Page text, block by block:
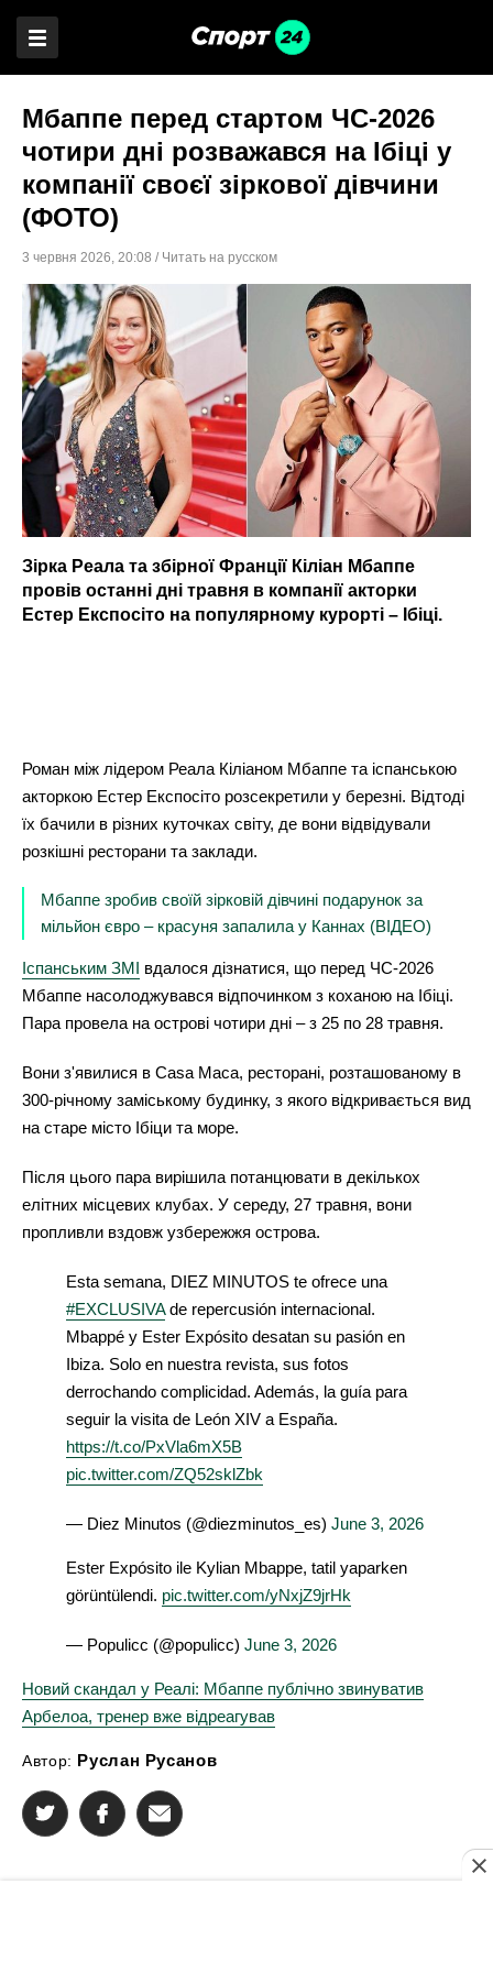
Мбаппе перед стартом ЧС-2026
чотири дні розважався на Ібіці у
компанії своєї зіркової дівчини
(ФОТО)
3 червня 2026, 20:08 / Читать на русском
Зірка Реала та збірної Франції Кіліан Мбаппе
провів останні дні травня в компанії акторки
Естер Експосіто на популярному курорті – Ібіці.
Роман між лідером Реала Кіліаном Мбаппе та іспанською
акторкою Естер Експосіто розсекретили у березні. Відтоді
їх бачили в різних куточках світу, де вони відвідували
розкішні ресторани та заклади.
Мбаппе зробив своїй зірковій дівчині подарунок за
мільйон євро – красуня запалила у Каннах (ВІДЕО)
Іспанським ЗМІ вдалося дізнатися, що перед ЧС-2026
Мбаппе насолоджувався відпочинком з коханою на Ібіці.
Пара провела на острові чотири дні – з 25 по 28 травня.
Вони з'явилися в Casa Maca, ресторані, розташованому в
300-річному заміському будинку, з якого відкривається вид
на старе місто Ібіци та море.
Після цього пара вирішила потанцювати в декількох
елітних місцевих клубах. У середу, 27 травня, вони
пропливли вздовж узбережжя острова.
Esta semana, DIEZ MINUTOS te ofrece una
#EXCLUSIVAde repercusión internacional.
Mbappé y Ester Expósito desatan su pasión en
Ibiza. Solo en nuestra revista, sus fotos
derrochando complicidad. Además, la guía para
seguir la visita de León XIV a España.
https://t.co/PxVla6mX5B
pic.twitter.com/ZQ52sklZbk
— Diez Minutos (@diezminutos_es) June 3, 2026
Ester Expósito ile Kylian Mbappe, tatil yaparken
görüntülendi. pic.twitter.com/yNxjZ9jrHk
— Populicc (@populicc) June 3, 2026
Новий скандал у Реалі: Мбаппе публічно звинуватив
Арбелоа, тренер вже відреагував
Автор: Руслан Русанов